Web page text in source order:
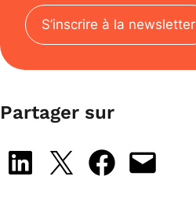
S’inscrire à la newsletter
Partager sur
Share on LinkedIn
Share on X Share on Facebook
Email this Page